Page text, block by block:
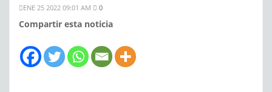
ENE 25 2022 09:01 AM 0
Compartir esta noticia